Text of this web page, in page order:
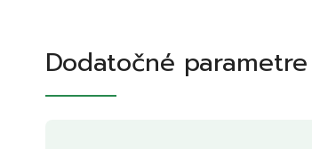
Dodatočné parametre